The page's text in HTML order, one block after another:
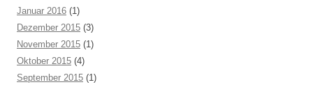
Januar 2016 (1)
Dezember 2015 (3)
November 2015 (1)
Oktober 2015 (4)
September 2015 (1)